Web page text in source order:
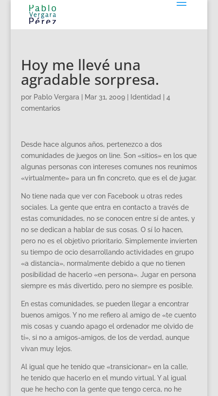
Hoy me llevé una
agradable sorpresa.
por Pablo Vergara Mar 31, 2009| Identidad
4
comentarios
Desde hace algunos años, pertenezco a dos
comunidades de juegos on line. Son «sitios» en los que
algunas personas con intereses comunes nos reunimos
«virtualmente» para un fin concreto, que es el de jugar.
No tiene nada que ver con Facebook u otras redes
sociales. La gente que entra en contacto a través de
estas comunidades, no se conocen entre sí de antes, y
no se dedican a hablar de sus cosas. O sí lo hacen,
pero no es el objetivo prioritario. Simplemente invierten
su tiempo de ocio desarrollando actividades en grupo
«a distancia», normalmente debido a que no tienen
posibilidad de hacerlo «en persona». Jugar en persona
siempre es más divertido, pero no siempre es posible.
En estas comunidades, se pueden llegar a encontrar
buenos amigos. Y no me refiero al amigo de «te cuento
mis cosas y cuando apago el ordenador me olvido de
tí», si no a amigos-amigos, de los de verdad, aunque
vivan muy lejos.
Al igual que he tenido que «transicionar» en la calle,
he tenido que hacerlo en el mundo virtual. Y al igual
que he hecho con la gente que tengo cerca, no he